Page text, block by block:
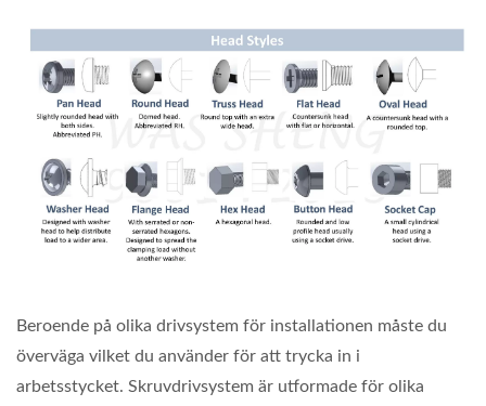
Beroende på olika drivsystem för installationen måste du
överväga vilket du använder för att trycka in i
arbetsstycket. Skruvdrivsystem är utformade för olika